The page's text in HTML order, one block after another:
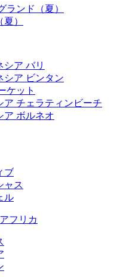
ランド（夏）
夏）
シア バリ
シア ビンタン
ケット
ア チェラティンビーチ
ア ボルネオ
ブ
ャス
ル
フリカ